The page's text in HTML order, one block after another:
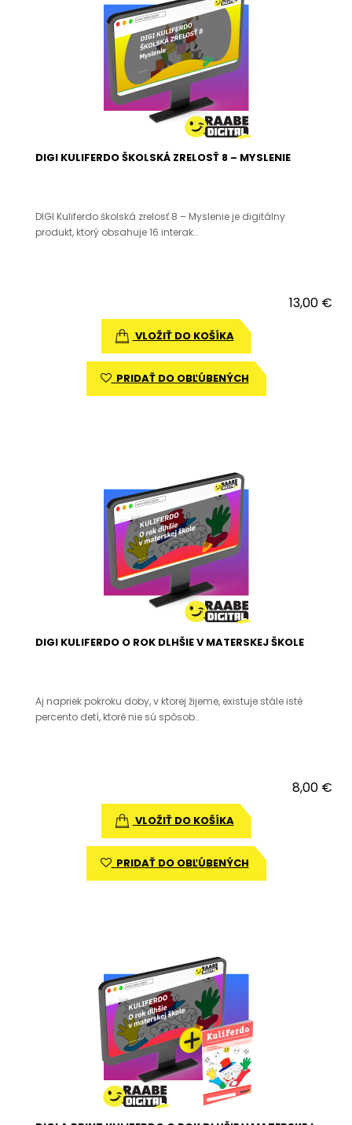
DIGI KULIFERDO ŠKOLSKÁ ZRELOSŤ 8 – MYSLENIE
DIGI Kuliferdo školská zrelosť 8 – Myslenie je digitálny
produkt, ktorý obsahuje 16 interak..
13,00 €
VLOŽIŤ DO KOŠÍKA
PRIDAŤ DO OBĽÚBENÝCH
DIGI KULIFERDO O ROK DLHŠIE V MATERSKEJ ŠKOLE
Aj napriek pokroku doby, v ktorej žijeme, existuje stále isté
percento detí, ktoré nie sú spôsob..
8,00 €
VLOŽIŤ DO KOŠÍKA
PRIDAŤ DO OBĽÚBENÝCH